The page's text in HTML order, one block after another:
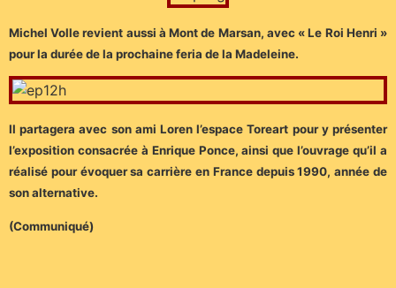
Michel Volle revient aussi à Mont de Marsan, avec « Le Roi Henri »
pour la durée de la prochaine feria de la Madeleine.
Il partagera avec son ami Loren l’espace Toreart pour y présenter
l’exposition consacrée à Enrique Ponce, ainsi que l’ouvrage qu’il a
réalisé pour évoquer sa carrière en France depuis 1990, année de
son alternative.
(Communiqué)